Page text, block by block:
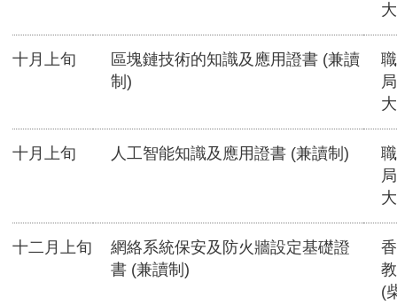
十月上旬
區塊鏈技術的知識及應用證書 (兼讀
制)
十月上旬 人工智能知識及應用證書 (兼讀制)
十二月上旬
網絡系統保安及防火牆設定基礎證
書 (兼讀制)
(